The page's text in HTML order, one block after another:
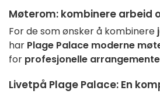
Møterom: kombinere arbeid
For de som ønsker å kombinere
har Plage Palace moderne
for profesjonelle
Livetpå Plage Palace: En